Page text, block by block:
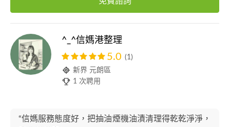
^_^信媽港整理
5.0 (1)
新界 元朗區
1 次聘用
“信媽服務態度好，把抽油煙機油漬清理得乾乾淨淨，